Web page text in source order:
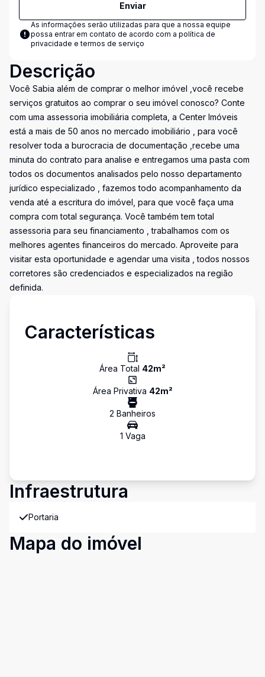
Enviar
As informações serão utilizadas para que a nossa equipe
possa entrar em contato de acordo com a política de
privacidade e termos de serviço
Descrição
Você Sabia além de comprar o melhor imóvel ,você recebe
serviços gratuitos ao comprar o seu imóvel conosco? Conte
com uma assessoria imobiliária completa, a Center Imóveis
está a mais de 50 anos no mercado imobiliário , para você
resolver toda a burocracia de documentação ,recebe uma
minuta do contrato para analise e entregamos uma pasta com
todos os documentos analisados pelo nosso departamento
jurídico especializado , fazemos todo acompanhamento da
venda até a escritura do imóvel, para que você faça uma
compra com total segurança. Você também tem total
assessoria para seu financiamento , trabalhamos com os
melhores agentes financeiros do mercado. Aproveite para
visitar esta oportunidade e agendar uma visita , todos nossos
corretores são credenciados e especializados na região
definida.
Características
Área Total 42m²
Área Privativa 42m²
2 Banheiros
1 Vaga
Infraestrutura
Portaria
Mapa do imóvel